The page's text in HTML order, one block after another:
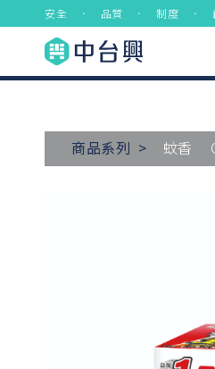
安全 ． 品質 ． 制度 ．
商品系列 > 蚊香